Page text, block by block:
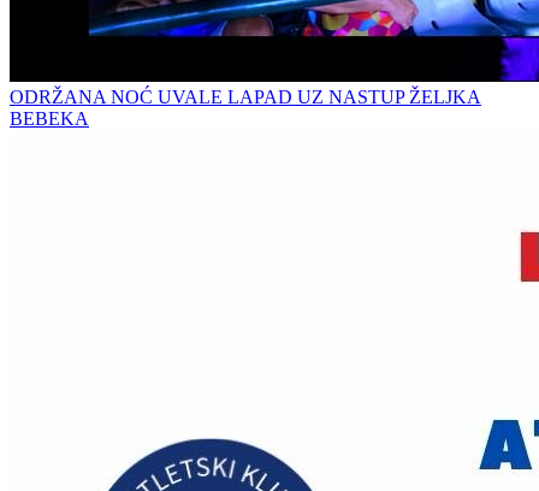
ODRŽANA NOĆ UVALE LAPAD UZ NASTUP ŽELJKA
BEBEKA